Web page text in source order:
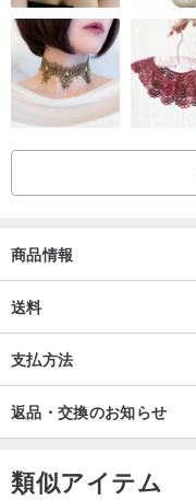
商品情報
送料
支払方法
返品・交換のお知らせ
類似アイテム